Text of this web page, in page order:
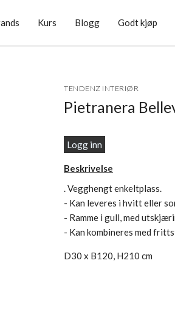
Kurs Blogg Godt kjøp
TENDENZ INTERIØR
Pietranera
Logg inn
Beskrivelse
. Vegghengt enkeltplass.
- Kan leveres i hvitt eller
- Ramme i gull, med
- Kan kombineres med
D30 x B120, H210 cm